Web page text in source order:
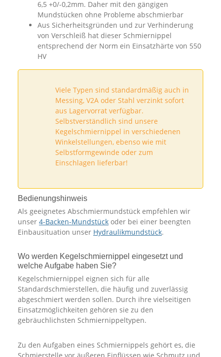
6,5 +0/-0,2mm. Daher mit den gängigen
Mundstücken ohne Probleme abschmierbar
Aus Sicherheitsgründen und zur Verhinderung
von Verschleiß hat dieser Schmiernippel
entsprechend der Norm ein Einsatzhärte von 550
HV
Viele Typen sind standardmäßig auch in
Messing, V2A oder Stahl verzinkt sofort
aus Lagervorrat verfügbar.
Selbstverständlich sind unsere
Kegelschmiernippel in verschiedenen
Winkelstellungen, ebenso wie mit
Selbstformgewinde oder zum
Einschlagen lieferbar!
Bedienungshinweis
Als geeignetes Abschmiermundstück empfehlen wir
unser 4-Backen-Mundstück oder bei einer beengten
Einbausituation unser Hydraulikmundstück.
Wo werden Kegelschmiernippel eingesetzt und
welche Aufgabe haben Sie?
Kegelschmiernippel eignen sich für alle
Standardschmierstellen, die häufig und zuverlässig
abgeschmiert werden sollen. Durch ihre vielseitigen
Einsatzmöglichkeiten gehören sie zu den
gebräuchlichsten Schmiernippeltypen.
Zu den Aufgaben eines Schmiernippels gehört es, die